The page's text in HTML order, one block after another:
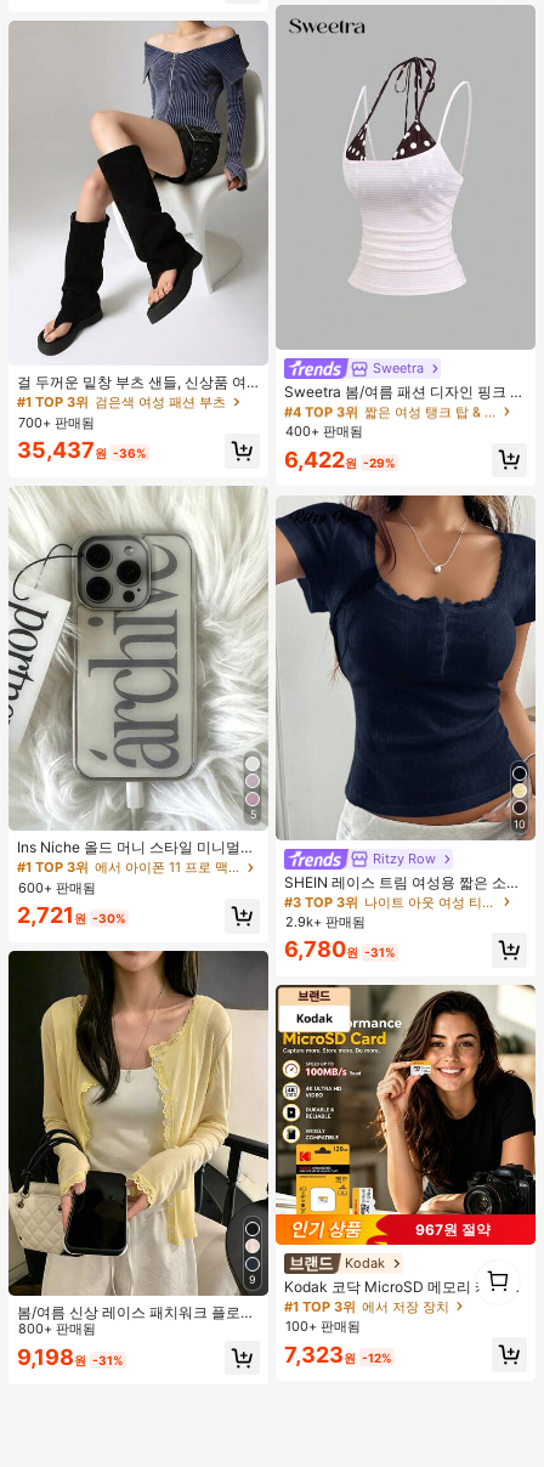
걸 두꺼운 밑창 부츠 샌들, 신상품 여
름 키높이 롱 샤프트 니치 섹시 팝 걸
끈 레트로 스트리트 스타일 앵클 부츠
#1 TOP 3위
#1 TOP 3위 검은색 여성 패션 부츠
거의 매진!
#1 TOP 3위 검은색 여성 패션 부츠
거의 매진!
#1 TOP 3위
거의 매진!
700+ 판매됨
35,437원 -36%
5
Ins Niche 올드 머니 스타일 미니멀리
스트 영국식 전기 도금 실버 엣지 풀
커버리지 휴대폰 케이스, 아이폰 16 프
로 맥스, 애플 17 프로 맥스, 1/3/12/11,
14 프로 호환 (태그 없음)
#1 TOP 3위
에서 아이폰 11 프로 맥스 패션 폰 케이스
600+ 판매됨
2,721 원 -30%
9
봄/여름 신상 레이스 패치워크 플로럴
트림 소프트 니트 가디건 경량 재킷 탑
여성용, 코티지코어 옐로우
800+ 판매됨
9,198원 -31%
Sweetra
Sweetra 봄/여름 패션 디자인 핑크 스
트라이프 브라운 폴카 도트 스파게티
스트랩 2 In 1 스위트 걸리시 비치 로
맨틱 휴가 스타일 여성용 캐미 탱크 탑
#4 TOP 3위
거의 매진!
#4 TOP 3위
짧은 여성 탱크 탑 & 카미스
거의 매진!
#4 TOP 3위
짧은 여성 탱크 탑 & 카미스
거의 매진!
#4 TOP 3위
거의 매진!
400+ 판매됨
6,422원 -29%
10
Ritzy Row
SHEIN 레이스 트림 여성용 짧은 소매
티셔츠, 슬림핏 여름 새 3버튼 전면 반
소매 탑
#3 TOP 3위
나이트 아웃 여성 티셔츠
2.9k+ 판매됨
6,780원 -31%
967원 절약
Kodak
Kodak 코닥 MicroSD 메모리 카드 16
GB 32GB 64GB 128GB 256GB, Clas
s 10 U3 V30 A1 고속 TF 플래시 카
드, 100MB/S 읽기 속도, 4K Ultra HD
비디오 녹화 저장 카드, 휴대폰, 카메
라, 드론, 블랙박스, 보안 카메라 및 게
#1 TOP 3위 에서 저장 장치
100+ 판매됨
7,323원 -12%
1